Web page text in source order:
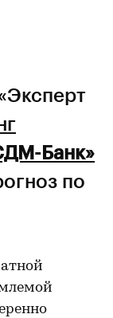
Банк»
по